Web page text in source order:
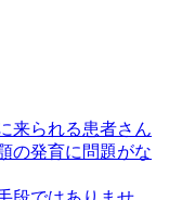
来られる患者さん
の発育に問題がな